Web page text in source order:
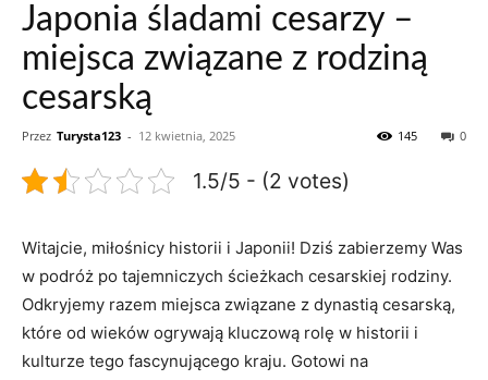
Japonia śladami cesarzy –
miejsca związane z rodziną
cesarską
Przez Turysta123 - 12 kwietnia, 2025 0
145
1.5/5 - (2 votes)
Witajcie, ‍miłośnicy historii i Japonii! Dziś zabierzemy​ Was
w podróż po tajemniczych ścieżkach cesarskiej rodziny.
⁤Odkryjemy razem miejsca związane z dynastią cesarską,
które od wieków ogrywają kluczową rolę w historii i
kulturze tego fascynującego kraju. Gotowi na